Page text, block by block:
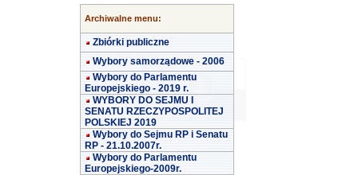
Archiwalne menu:
Zbiórki publiczne
Wybory samorządowe - 2006
Wybory do Parlamentu
Europejskiego - 2019 r.
WYBORY DO SEJMU I
SENATU RZECZYPOSPOLITEJ
POLSKIEJ 2019
Wybory do Sejmu RP i Senatu
RP - 21.10.2007r.
Wybory do Parlamentu
Europejskiego-2009r.